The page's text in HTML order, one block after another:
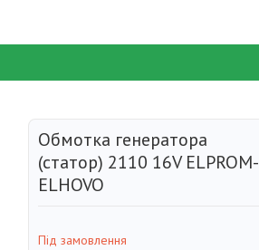
Обмотка генератора
(статор) 2110 16V ELPROM-
ELHOVO
Під замовлення